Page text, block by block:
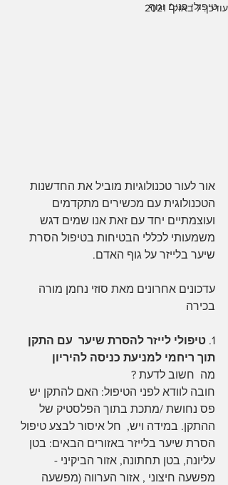
טיפולי פנים וגוף
עודכן:7 באוק׳ 2021
אור לעור טכנולוגיות מוביל את החדשנות
הטכנולוגית עם מכשירים מתקדמים
ועוצמתיים יחד עם זאת אנו שמים דגש
משמעותי לכללי הבטיחות בטיפול הסרת
שיער בלייזר על גוף האדם.
עדכונים אחרונים מאת סוזי נחמן מורה
בכירה
1. טיפולי לייזר להסרת שיער  עם התקן
תוך ריחמי למניעת כניסה להיריון
מה  חשוב לדעת ?
חובה לוודא לפני הטיפול: האם להתקן יש
פס נחושת /מתכת בתוך הפלסטיק של
ההתקן. במידה ויש,  חל איסור לבצע טיפול
הסרת שיער בלייזר באזורים הבאים: בטן
עליונה, בטן תחתונה, אזור הביקיני -
מפשעה חיצוני , אזור הערווה (מפשעה